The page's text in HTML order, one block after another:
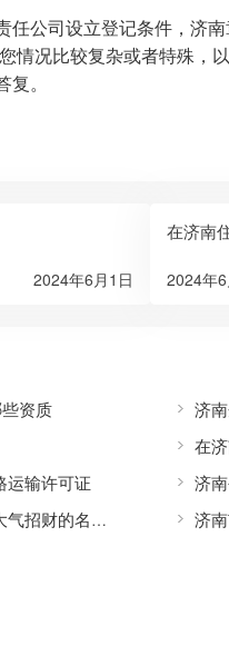
公司设立登记条件，济
情况比较复杂或者特殊，
。
2024年6月1日
在济南
2024年
资质
济
在
运输许可证
济
济南市二手家具家电批发零售业注册公司大气招财的名字有哪些
济